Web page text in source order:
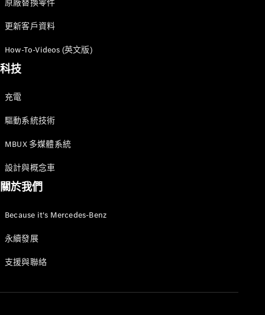
原廠替換零件
更新客戶資料
How-To-Videos (英文版)
科技
充電
驅動系統技術
MBUX 多媒體系統
設計與概念車
關於我們
Because it's Mercedes-Benz
永續發展
支援與聯絡